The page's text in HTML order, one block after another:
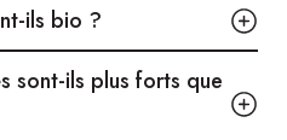
ils bio ?
sont-ils plus forts que